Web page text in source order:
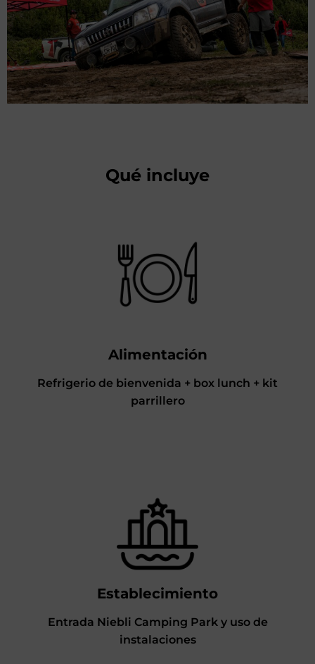
Qué incluye
Alimentación
Refrigerio de bienvenida + box lunch + kit
parrillero
Establecimiento
Entrada Niebli Camping Park y uso de
instalaciones